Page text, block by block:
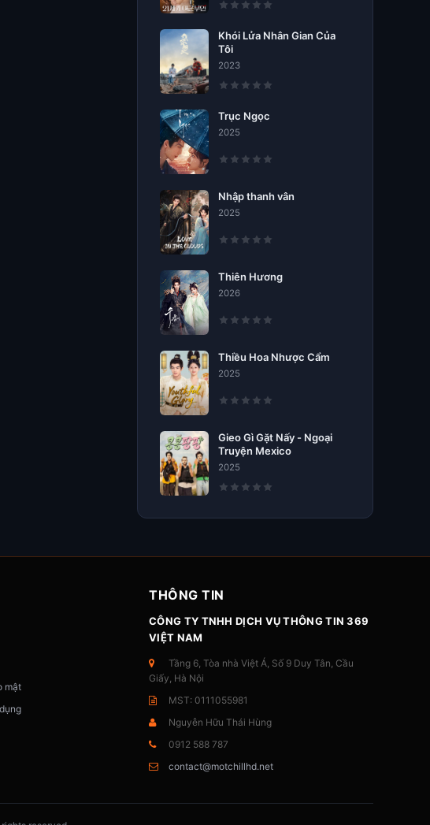
Khói Lửa Nhân Gian Của
Tôi
2023
Trục Ngọc
2025
Nhập thanh vân
2025
Thiên Hương
2026
Thiều Hoa Nhược Cẩm
2025
Gieo Gì Gặt Nấy - Ngoại
Truyện Mexico
2025
mật
THÔNG TIN
CÔNG TY TNHH DỊCH VỤ THÔNG TIN 369
VIỆT NAM
Tầng 6, Tòa nhà Việt Á, Số 9 Duy Tân, Cầu
Giấy, Hà Nội
MST: 0111055981
Nguyễn Hữu Thái Hùng
0912 588 787
contact@motchillhd.net